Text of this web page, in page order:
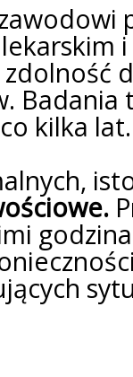
Badania
kilka lat.